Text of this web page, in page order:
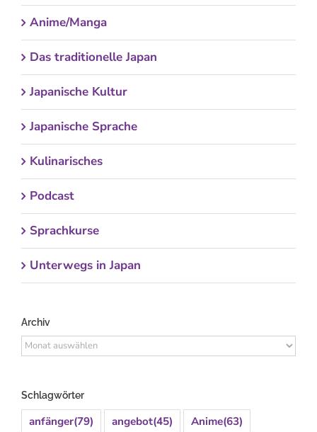
Anime/Manga
Das traditionelle Japan
Japanische Kultur
Japanische Sprache
Kulinarisches
Podcast
Sprachkurse
Unterwegs in Japan
Archiv
Archiv
Schlagwörter
anfänger(79) angebot(45) Anime(63)